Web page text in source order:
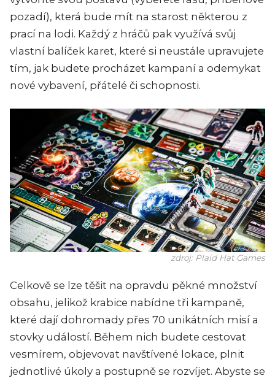
pozadí), která bude mít na starost některou z
prací na lodi. Každý z hráčů pak využívá svůj
vlastní balíček karet, které si neustále upravujete
tím, jak budete procházet kampaní a odemykat
nové vybavení, přátelé či schopnosti.
zdroj: Plaid Hat Games
Celkově se lze těšit na opravdu pěkné množství
obsahu, jelikož krabice nabídne tři kampaně,
které dají dohromady přes 70 unikátních misí a
stovky událostí. Během nich budete cestovat
vesmírem, objevovat navštívené lokace, plnit
jednotlivé úkoly a postupně se rozvíjet. Abyste se